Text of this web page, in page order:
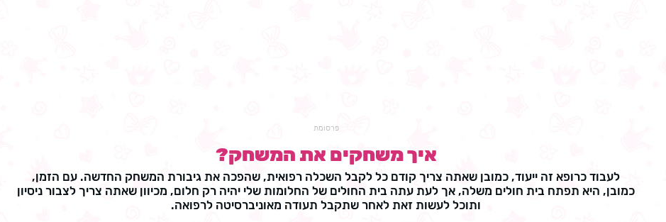
פרסומת
איך משחקים את המשחק?
לעבוד כרופא זה ייעוד, כמובן שאתה צריך קודם כל לקבל השכלה רפואית, שהפכה את גיבורת המשחק החדשה. עם הזמן,
כמובן, היא תפתח בית חולים משלה, אך לעת עתה בית החולים של החלומות שלי יהיה רק חלום, מכיוון שאתה צריך לצבור ניסיון
ותוכל לעשות זאת לאחר שתקבל תעודה מאוניברסיטה לרפואה.